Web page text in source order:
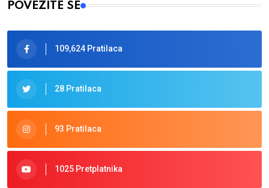
POVEŽITE SE
109,624 Pratilaca
28 Pratilaca
93 Pratilaca
1025 Pretplatnika